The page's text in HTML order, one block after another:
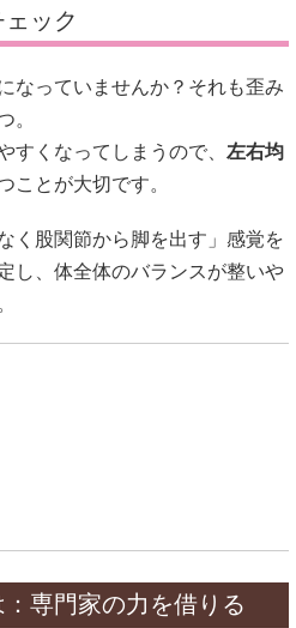
ック
なっていませんか？それも歪み
。
すくなってしまうので、 左右均
ことが大切です。
く股関節から脚を出す」感覚を
し、体全体のバランスが整いや
専門家の力を借りる